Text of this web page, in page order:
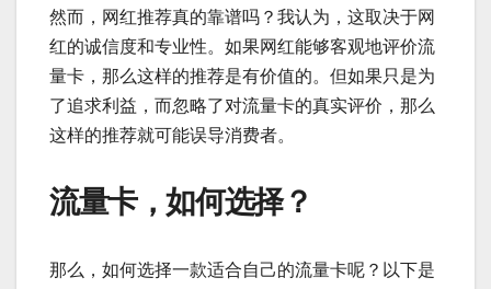
然而，网红推荐真的靠谱吗？我认为，这取决于网
红的诚信度和专业性。如果网红能够客观地评价流
量卡，那么这样的推荐是有价值的。但如果只是为
了追求利益，而忽略了对流量卡的真实评价，那么
这样的推荐就可能误导消费者。
流量卡，如何选择？
那么，如何选择一款适合自己的流量卡呢？以下是